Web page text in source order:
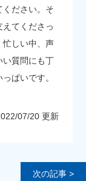
ださい。そ
てくださっ
忙しい中、声
い質問にも丁
ぱいです。
07/20 更新
次の記事 >